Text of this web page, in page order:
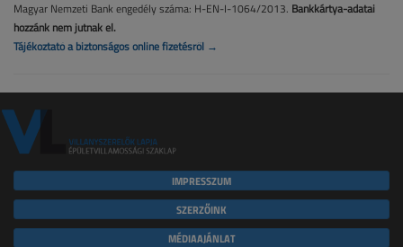
Magyar Nemzeti Bank engedély száma: H-EN-I-1064/2013. Bankkártya-adatai
hozzánk nem jutnak el.
Tájékoztató a biztonságos online fizetésről →
IMPRESSZUM
SZERZŐINK
MÉDIAAJÁNLAT